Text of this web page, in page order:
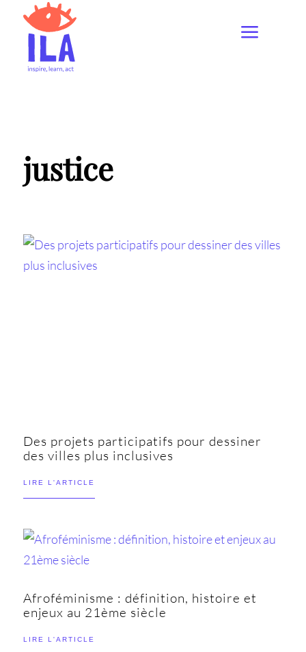
justice
Des projets participatifs pour dessiner
des villes plus inclusives
LIRE L'ARTICLE
Afroféminisme : définition, histoire et
enjeux au 21ème siècle
LIRE L'ARTICLE